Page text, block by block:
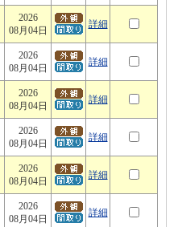
2026
08月04日
詳細
2026
08月04日
詳細
2026
08月04日
詳細
2026
08月04日
詳細
2026
08月04日
詳細
2026
08月04日
詳細